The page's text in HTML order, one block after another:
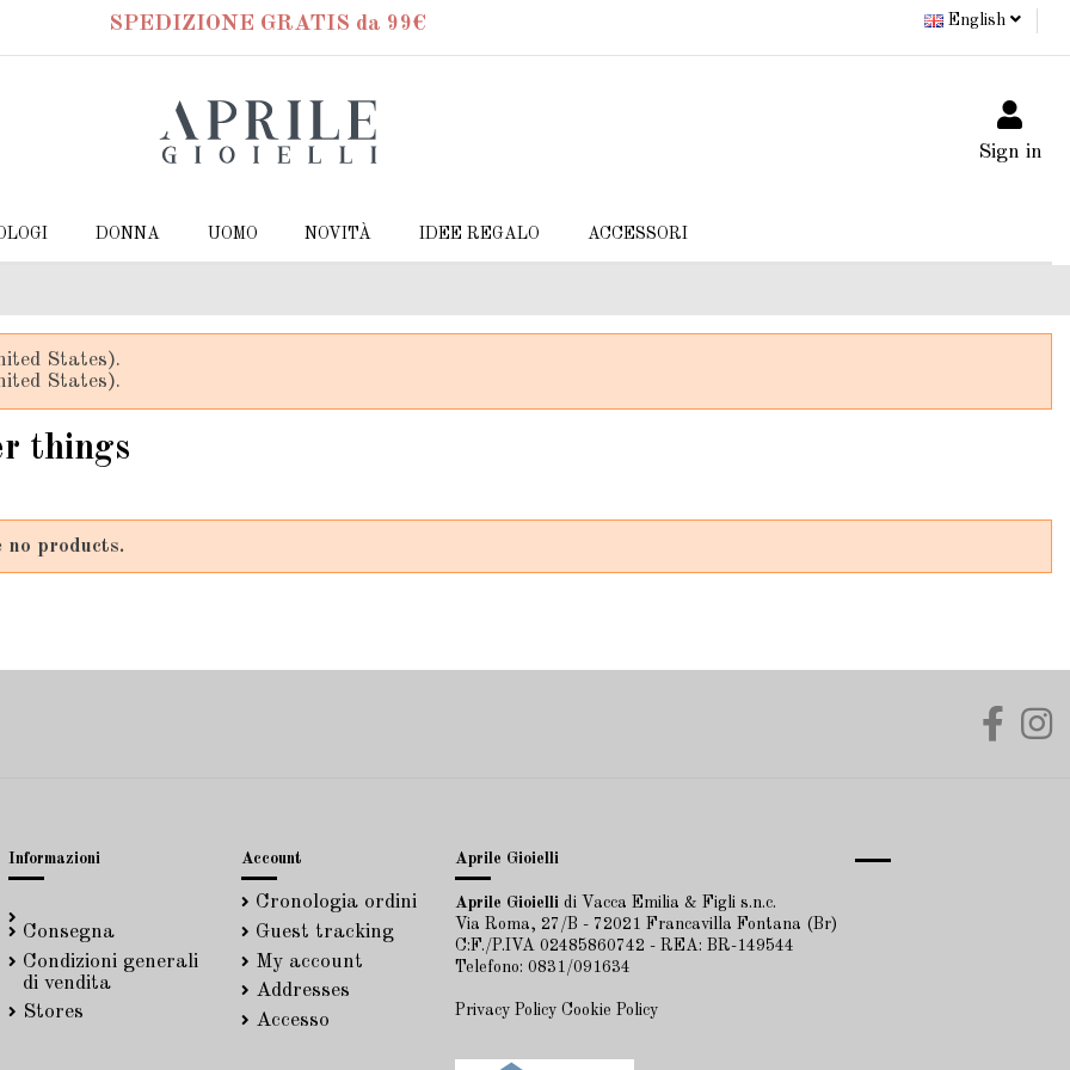
SPEDIZIONE GRATIS da 99€ English
Sign in
DONNA UOMO NOVITÀ IDEE REGALO ACCESSORI
States).
States).
things
no products.
Informazioni
Consegna
Condizioni generali
di vendita
Stores
Account
Cronologia ordini
Guest tracking
My account
Addresses
Accesso
Aprile Gioielli
Aprile Gioielli di Vacca Emilia & Figli s.n.c.
Via Roma, 27/B - 72021 Francavilla Fontana (Br)
C:F./P.IVA 02485860742 - REA: BR-149544
Telefono: 0831/091634
Privacy Policy Cookie Policy